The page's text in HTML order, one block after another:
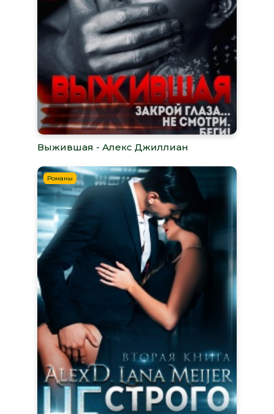
Выжившая - Алекс Джиллиан
Романы